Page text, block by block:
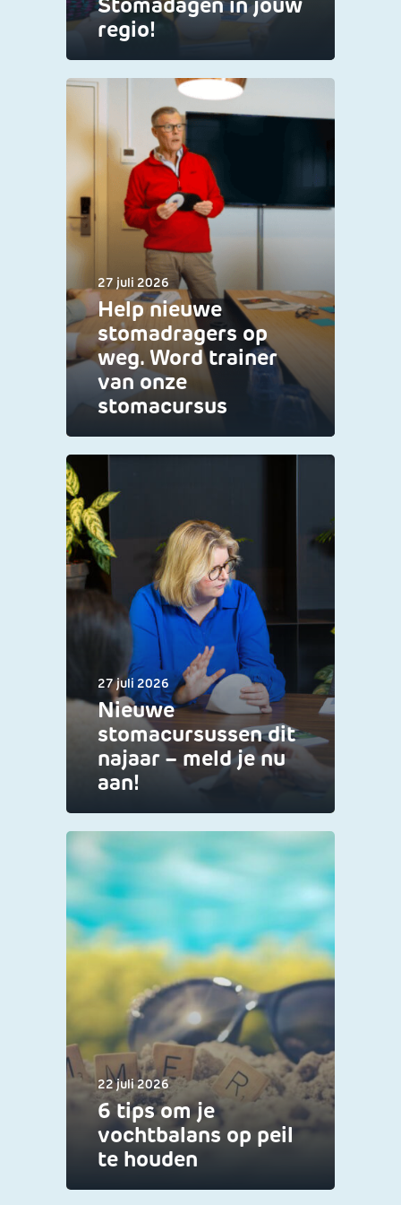
regio!
27 juli 2026
Help nieuwe
stomadragers op
weg. Word trainer
van onze
stomacursus
27 juli 2026
Nieuwe
stomacursussen dit
najaar – meld je nu
aan!
22 juli 2026
6 tips om je
vochtbalans op peil
te houden